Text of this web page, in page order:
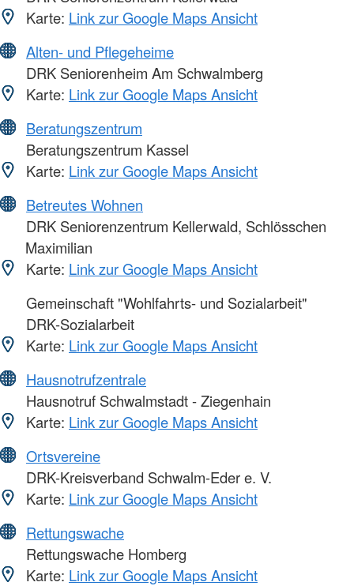
Karte: Link zur Google Maps Ansicht
Alten- und Pflegeheime
DRK Seniorenheim Am Schwalmberg
Karte: Link zur Google Maps Ansicht
Beratungszentrum
Beratungszentrum Kassel
Karte: Link zur Google Maps Ansicht
Betreutes Wohnen
DRK Seniorenzentrum Kellerwald, Schlösschen
Maximilian
Karte: Link zur Google Maps Ansicht
Gemeinschaft "Wohlfahrts- und Sozialarbeit"
DRK-Sozialarbeit
Karte: Link zur Google Maps Ansicht
Hausnotrufzentrale
Hausnotruf Schwalmstadt - Ziegenhain
Karte: Link zur Google Maps Ansicht
Ortsvereine
DRK-Kreisverband Schwalm-Eder e. V.
Karte: Link zur Google Maps Ansicht
Rettungswache
Rettungswache Homberg
Karte: Link zur Google Maps Ansicht